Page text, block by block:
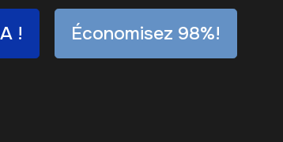
! Économisez 98%!